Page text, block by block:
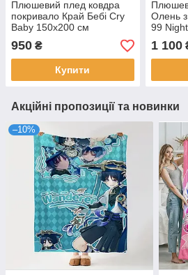
Плюшевий плед ковдра
покривало Край Бебі Cry
Baby 150х200 см
950 ₴
Купити
Олень з
99
1 100
Акційні пропозиції та новинки
–10%